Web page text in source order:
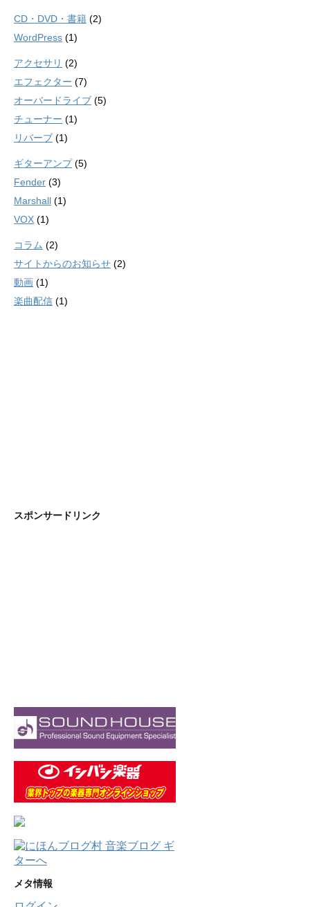
CD・DVD・書籍 (2)
WordPress (1)
アクセサリ (2)
エフェクター (7)
オーバードライブ (5)
チューナー (1)
リバーブ (1)
ギターアンプ(5)
Fender (3)
Marshall (1)
VOX (1)
コラム (2)
サイトからのお知らせ (2)
動画 (1)
楽曲配信 (1)
スポンサードリンク
メタ情報